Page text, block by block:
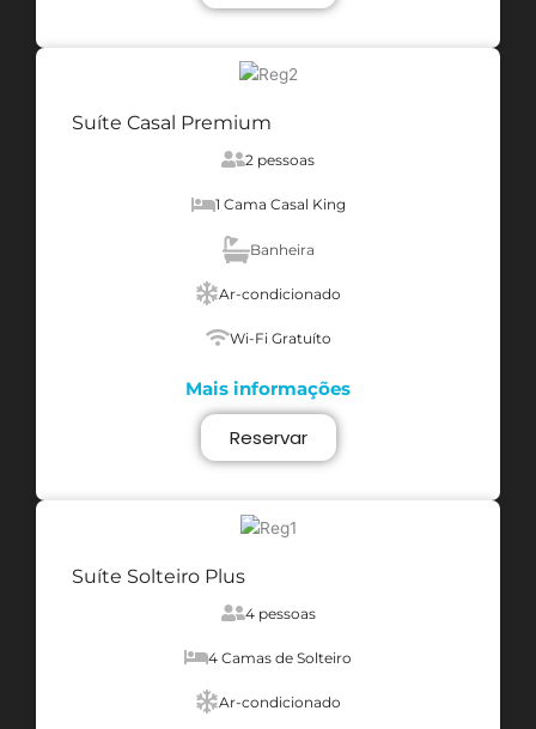
Suíte Casal Premium
2 pessoas
1 Cama Casal King
Banheira
Ar-condicionado
Wi-Fi Gratuíto
Mais informações
Reservar
Suíte Solteiro Plus
4 pessoas
4 Camas de Solteiro
Ar-condicionado